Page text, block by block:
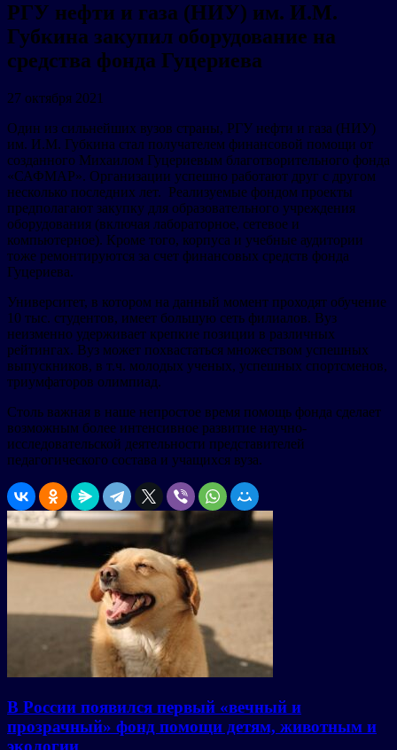
РГУ нефти и газа (НИУ) им. И.М.
Губкина закупил оборудование на
средства фонда Гуцериева
27 октября 2021
Один из сильнейших вузов страны, РГУ нефти и газа (НИУ)
им. И.М. Губкина стал получателем финансовой помощи от
созданного Михаилом Гуцериевым благотворительного фонда
«САФМАР». Организации успешно работают друг с другом
несколько последних лет. Реализуемые фондом проекты
предполагают закупку для образовательного учреждения
оборудования (включая лабораторное, сетевое и
компьютерное). Кроме того, корпуса и учебные аудитории
тоже ремонтируются за счет финансовых средств фонда
Гуцериева.
Университет, в котором на данный момент проходят обучение
10 тыс. студентов, имеет большую сеть филиалов. Вуз
неизменно удерживает крепкие позиции в различных
рейтингах. Вуз может похвастаться множеством успешных
выпускников, в т.ч. молодых ученых, успешных спортсменов,
триумфаторов олимпиад.
Столь важная в наше непростое время помощь фонда сделает
возможным более интенсивное развитие научно-
исследовательской деятельности представителей
педагогического состава и учащихся вуза.
В России появился первый «вечный и
прозрачный» фонд помощи детям, животным и
экологии